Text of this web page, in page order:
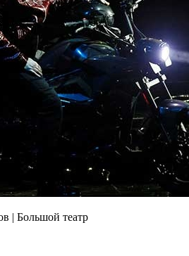
| Большой театр